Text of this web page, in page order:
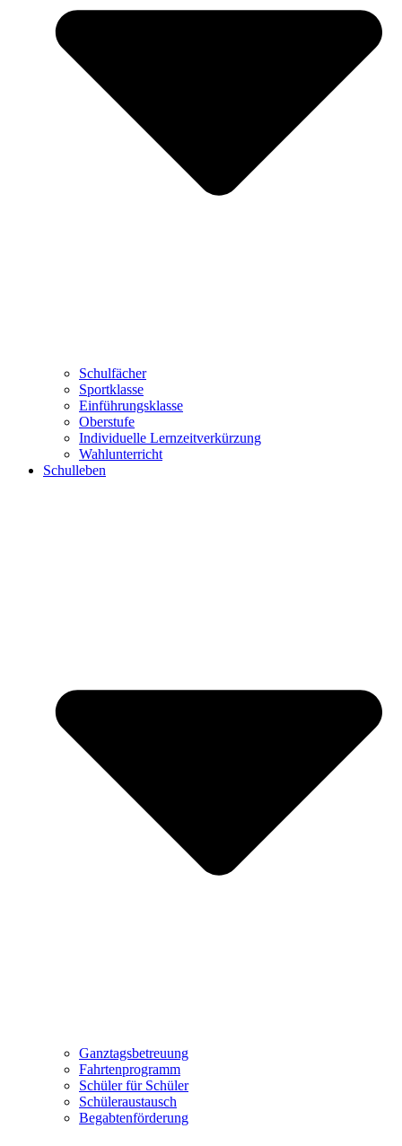
Schulfächer
Sportklasse
Einführungsklasse
Oberstufe
Individuelle Lernzeitverkürzung
Wahlunterricht
Schulleben
Ganztagsbetreuung
Fahrtenprogramm
Schüler für Schüler
Schüleraustausch
Begabtenförderung